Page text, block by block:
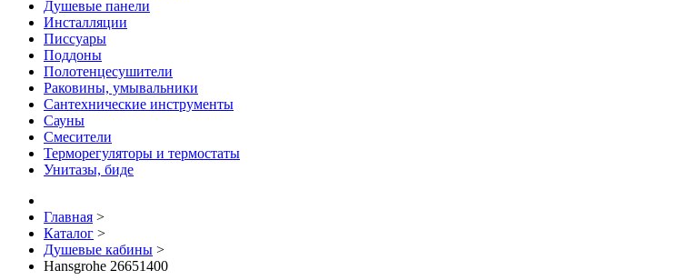
Душевые панели
Инсталляции
Писсуары
Поддоны
Полотенцесушители
Раковины, умывальники
Сантехнические инструменты
Сауны
Смесители
Терморегуляторы и термостаты
Унитазы, биде
Главная >
Каталог >
Душевые кабины >
Hansgrohe 26651400